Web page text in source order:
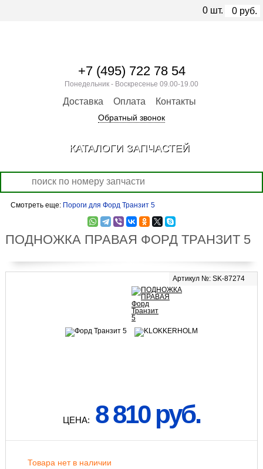
Смотреть еще: Пороги для Форд Транзит 5
ПОДНОЖКА ПРАВАЯ ФОРД ТРАНЗИТ 5
Артикул №: SK-87274
ЦЕНА: 8 810 руб.
Товара нет в наличии
+7 (495) 722 78 54
Понедельник - Воскресенье 09.00-19.00
Доставка Оплата Контакты
Обратный звонок
0 шт. 0 руб.
КАТАЛОГИ ЗАПЧАСТЕЙ